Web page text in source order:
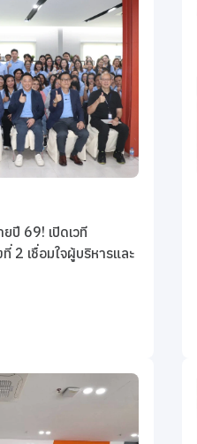
ปี 69! เปิดเวที
2 เชื่อมใจผู้บริหารและ